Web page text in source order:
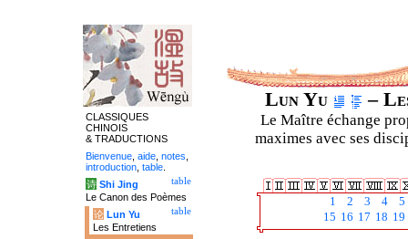
Lun Yu –
Le Maître échange
maximes avec ses
1 2 3 4
5
15 16 17 18 19
CLASSIQUES
CHINOIS
& TRADUCTIONS
Bienvenue aide notes
introduction table
table
诗 Shi Jing
Le Canon des Poèmes
table
论 Lun Yu
Les Entretiens